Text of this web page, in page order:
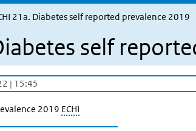
21a. Diabetes self reported prevalence 2019
self
| 15:45
2019 ECHI